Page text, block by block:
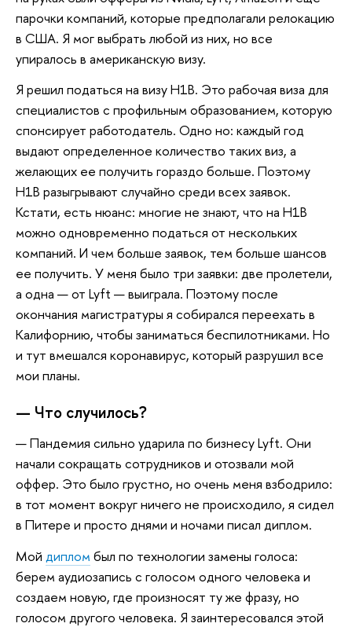
парочки компаний, которые предполагали релокацию
в США. Я мог выбрать любой из них, но все
упиралось в американскую визу.
Я решил податься на визу H1B. Это рабочая виза для
специалистов с профильным образованием, которую
спонсирует работодатель. Одно но: каждый год
выдают определенное количество таких виз, а
желающих ее получить гораздо больше. Поэтому
H1B разыгрывают случайно среди всех заявок.
Кстати, есть нюанс: многие не знают, что на H1B
можно одновременно податься от нескольких
компаний. И чем больше заявок, тем больше шансов
ее получить. У меня было три заявки: две пролетели,
а одна — от Lyft — выиграла. Поэтому после
окончания магистратуры я собирался переехать в
Калифорнию, чтобы заниматься беспилотниками. Но
и тут вмешался коронавирус, который разрушил все
мои планы.
— Что случилось?
— Пандемия сильно ударила по бизнесу Lyft. Они
начали сокращать сотрудников и отозвали мой
оффер. Это было грустно, но очень меня взбодрило:
в тот момент вокруг ничего не происходило, я сидел
в Питере и просто днями и ночами писал диплом.
Мой диплом был по технологии замены голоса:
берем аудиозапись с голосом одного человека и
создаем новую, где произносят ту же фразу, но
голосом другого человека. Я заинтересовался этой